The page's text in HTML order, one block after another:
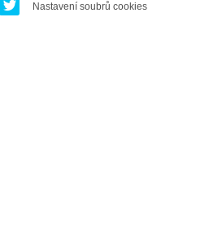
Nastavení soubrů cookies